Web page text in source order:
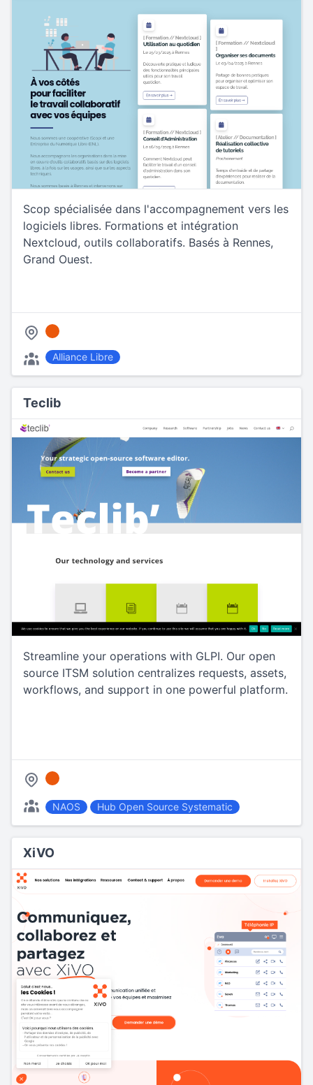
Scop spécialisée dans l'accompagnement vers les
logiciels libres. Formations et intégration
Nextcloud, outils collaboratifs. Basés à Rennes,
Grand Ouest.
Alliance Libre
Teclib
Streamline your operations with GLPI. Our open
source ITSM solution centralizes requests, assets,
workflows, and support in one powerful platform.
NAOS Hub Open Source Systematic
XiVO